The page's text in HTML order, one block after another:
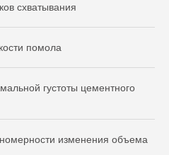
схватывания
помола
густоты цементного
изменения объема